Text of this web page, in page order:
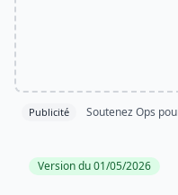
Publicité Soutenez Ops
Version du 01/05/2026